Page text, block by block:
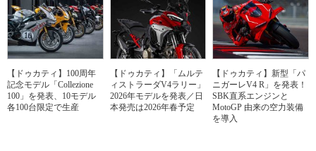
【ドゥカティ】100周年
記念モデル「Collezione
100」を発表、10モデル
各100台限定で生産
【ドゥカティ】「ムルテ
ィストラーダV4ラリー」
2026年モデルを発表／日
本発売は2026年春予定
【ドゥカティ】新型「パ
ニガーレV4 R」を発表！
SBK直系エンジンと
MotoGP 由来の空力装備
を導入